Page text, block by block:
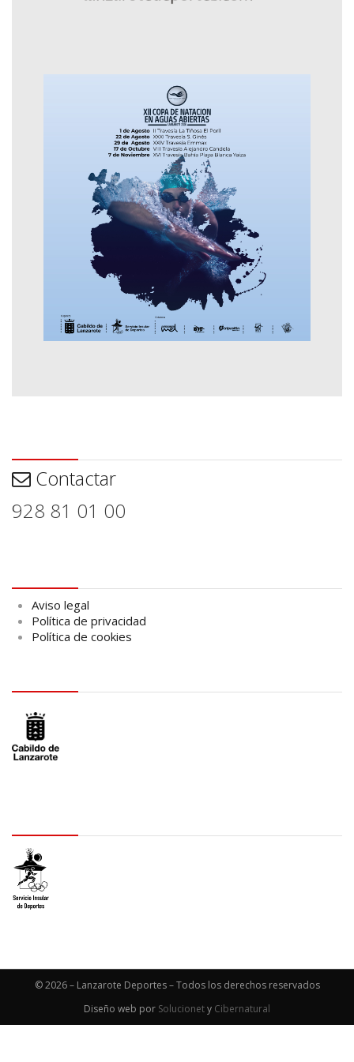
Contactar
928 81 01 00
Aviso legal
Política de privacidad
Política de cookies
© 2026 – Lanzarote Deportes – Todos los derechos reservados
Diseño web por Solucionety Cibernatural